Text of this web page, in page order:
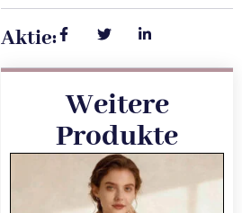
Aktie:
Weitere
Produkte